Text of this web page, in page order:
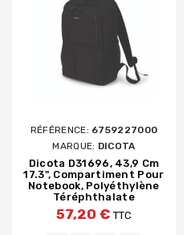
RÉFÉRENCE: 6759227000
MARQUE: DICOTA
Dicota D31696, 43,9 Cm
17.3", Compartiment Pour
Notebook, Polyéthylène
Téréphthalate
57,20 € TTC